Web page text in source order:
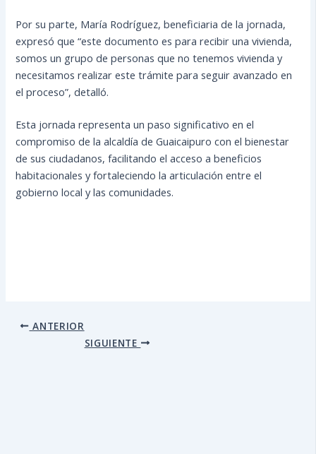
Por su parte, María Rodríguez, beneficiaria de la jornada,
expresó que “este documento es para recibir una vivienda,
somos un grupo de personas que no tenemos vivienda y
necesitamos realizar este trámite para seguir avanzado en
el proceso”, detalló.
Esta jornada representa un paso significativo en el
compromiso de la alcaldía de Guaicaipuro con el bienestar
de sus ciudadanos, facilitando el acceso a beneficios
habitacionales y fortaleciendo la articulación entre el
gobierno local y las comunidades.
ANTERIOR
SIGUIENTE